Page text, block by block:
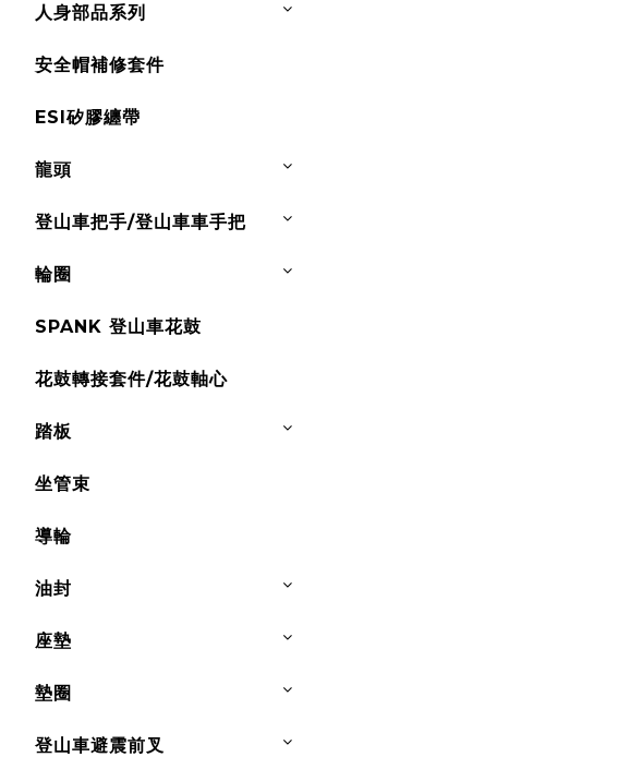
人身部品系列
安全帽補修套件
ESI矽膠纏帶
龍頭
登山車把手/登山車車手把
輪圈
SPANK 登山車花鼓
花鼓轉接套件/花鼓軸心
踏板
坐管束
導輪
油封
座墊
墊圈
登山車避震前叉